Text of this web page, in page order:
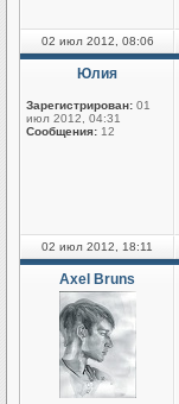
02 июл 2012, 08:06
Юлия
Зарегистрирован: 01
июл 2012, 04:31
Сообщения: 12
02 июл 2012, 18:11
Axel Bruns